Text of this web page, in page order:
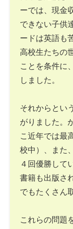
ーでは、現金
できない子供
ードは英語も
高校生たちの
ことを条件に
しました。
それからとい
がりました。
こ近年では最
校中）、また
４回優勝して
書籍も出版さ
でもたくさん
これらの問題